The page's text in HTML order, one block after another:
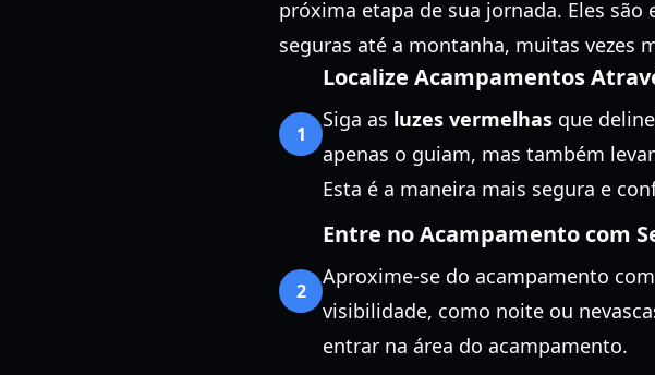
próxima etapa de sua jornada. Eles
seguras até a montanha, muitas vezes
1
Localize Acampamentos
Siga as luzes vermelhas que
apenas o guiam, mas também
Esta é a maneira mais segura e
2
Entre no Acampamento com
Aproxime-se do acampamento
visibilidade, como noite ou
entrar na área do acampamento.